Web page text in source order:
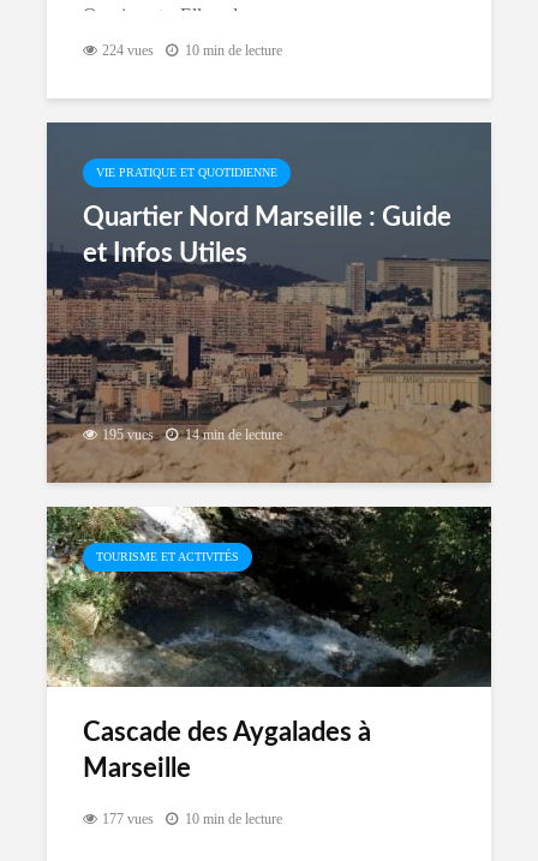
Omnisports. Elle a deux...
224 vues 10 min de lecture
VIE PRATIQUE ET QUOTIDIENNE
Quartier Nord Marseille : Guide
et Infos Utiles
195 vues 14 min de lecture
TOURISME ET ACTIVITÉS
Cascade des Aygalades à
Marseille
177 vues 10 min de lecture